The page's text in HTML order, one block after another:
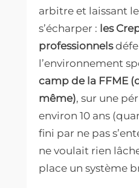
arbitre et laissant
s’écharper : les
professionnels
l’environnement
camp de la FFME
même), sur une
environ 10 ans
fini par ne pas
ne voulait rien
place un système